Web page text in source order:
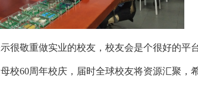
很敬重做实业的校友，校友会是个很好的平
校60周年校庆，届时全球校友将资源汇聚，